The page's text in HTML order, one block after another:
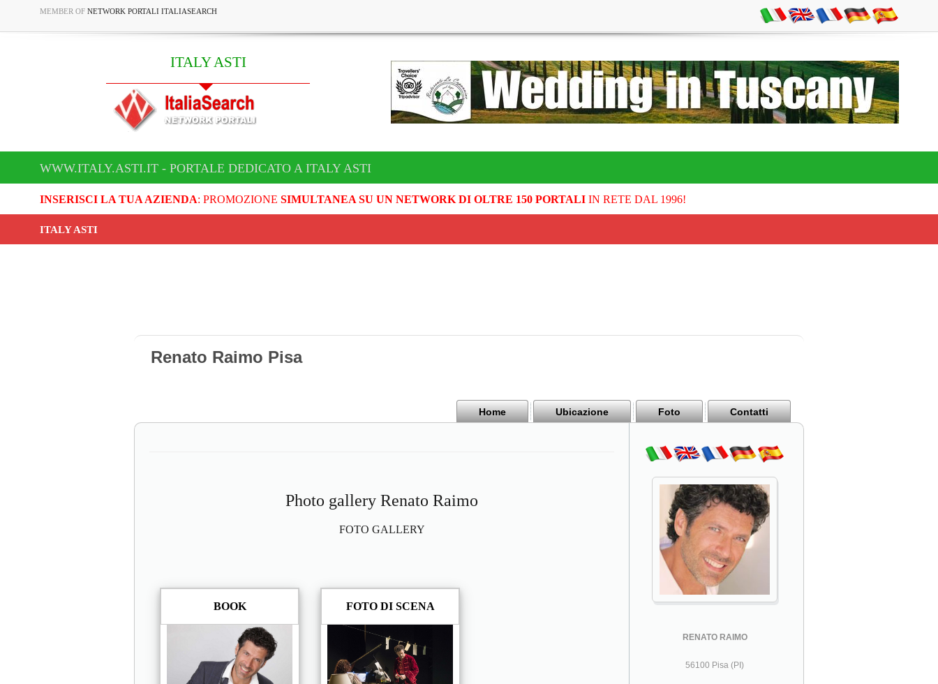
MEMBER OF NETWORK PORTALI ITALIASEARCH
ITALY ASTI
WWW.ITALY.ASTI.IT - PORTALE DEDICATO A ITALY ASTI
INSERISCI LA TUA AZIENDA: PROMOZIONE SIMULTANEA SU UN NETWORK DI OLTRE 150 PORTALIIN RETE DAL 1996!
ITALY ASTI
Renato Raimo Pisa
Home Ubicazione Foto Contatti
Photo gallery Renato Raimo
FOTO GALLERY
BOOK FOTO DI SCENA
RENATO RAIMO
56100 Pisa (PI)